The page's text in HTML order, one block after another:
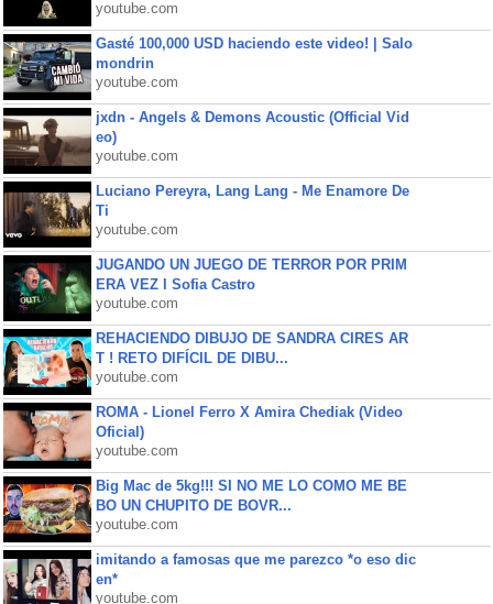
youtube.com
Gasté 100,000 USD haciendo este video! | Salo
mondrin
youtube.com
jxdn - Angels & Demons Acoustic (Official Vid
eo)
youtube.com
Luciano Pereyra, Lang Lang - Me Enamore De
Ti
youtube.com
JUGANDO UN JUEGO DE TERROR POR PRIM
ERA VEZ l Sofia Castro
youtube.com
REHACIENDO DIBUJO DE SANDRA CIRES AR
T ! RETO DIFÍCIL DE DIBU...
youtube.com
ROMA - Lionel Ferro X Amira Chediak (Video
Oficial)
youtube.com
Big Mac de 5kg!!! SI NO ME LO COMO ME BE
BO UN CHUPITO DE BOVR...
youtube.com
imitando a famosas que me parezco *o eso dic
en*
youtube.com